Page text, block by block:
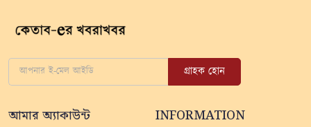
গ্রাহক হোন
আমার অ্যাকাউন্ট INFORMATION